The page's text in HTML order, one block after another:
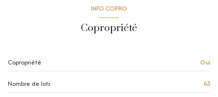
exposition Sud-Ouest
INFO COPRO
Copropriété
Copropriété Oui
Nombre de lots 63